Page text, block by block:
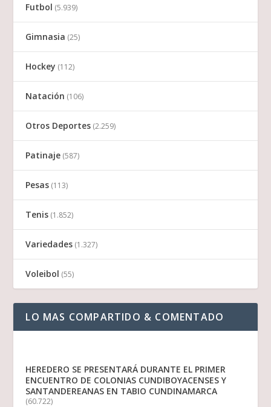
Futbol (5.939)
Gimnasia (25)
Hockey (112)
Natación (106)
Otros Deportes (2.259)
Patinaje (587)
Pesas (113)
Tenis (1.852)
Variedades (1.327)
Voleibol (55)
LO MAS COMPARTIDO & COMENTADO
HEREDERO SE PRESENTARÁ DURANTE EL PRIMER
ENCUENTRO DE COLONIAS CUNDIBOYACENSES Y
SANTANDEREANAS EN TABIO CUNDINAMARCA
(60.722)